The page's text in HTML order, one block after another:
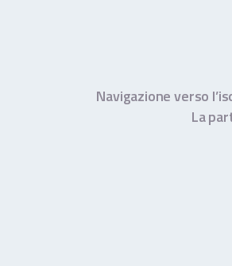
Navigazione verso
La